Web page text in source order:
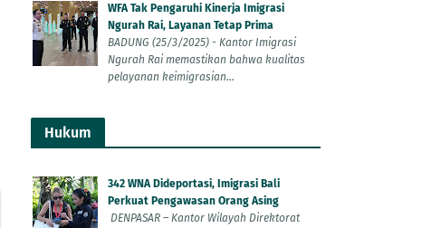
WFA Tak Pengaruhi Kinerja Imigrasi
Ngurah Rai, Layanan Tetap Prima
BADUNG (25/3/2025) - Kantor Imigrasi
Ngurah Rai memastikan bahwa kualitas
pelayanan keimigrasian...
Hukum
342 WNA Dideportasi, Imigrasi Bali
Perkuat Pengawasan Orang Asing
DENPASAR – Kantor Wilayah Direktorat